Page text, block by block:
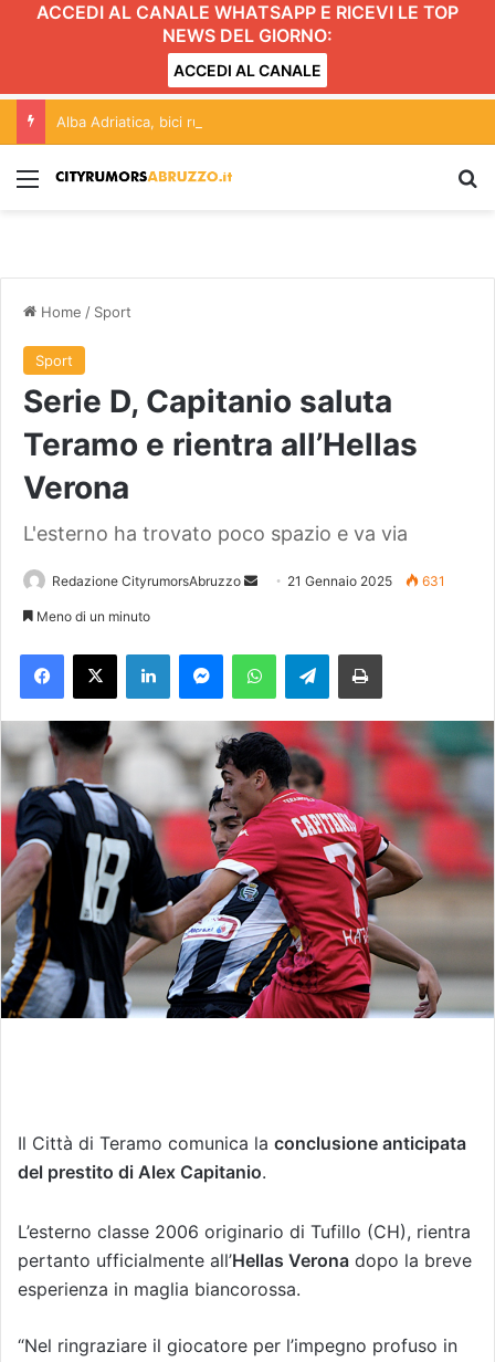
ACCEDI AL CANALE WHATSAPP E RICEVI LE TOP
NEWS DEL GIORNO:
ACCEDI AL CANALE
Menu
Home / Sport
Sport
Serie D, Capitanio saluta
Teramo e rientra all’Hellas
Verona
L'esterno ha trovato poco spazio e va via
Redazione CityrumorsAbruzzo
a
n
'
e
m
a
i
l
21 Gennaio 2025 631
Meno di un minuto
Telegram
Il Città di Teramo comunica la conclusione anticipata
del prestito di Alex Capitanio.
L’esterno classe 2006 originario di Tufillo (CH), rientra
pertanto ufficialmente all’Hellas Verona dopo la breve
esperienza in maglia biancorossa.
“Nel ringraziare il giocatore per l’impegno profuso in